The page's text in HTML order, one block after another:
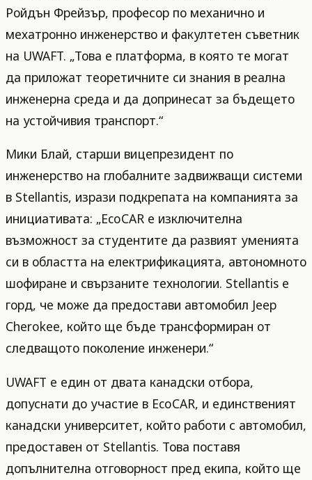
Ройдън Фрейзър, професор по механично и
мехатронно инженерство и факултетен съветник
на UWAFT. „Това е платформа, в която те могат
да приложат теоретичните си знания в реална
инженерна среда и да допринесат за бъдещето
на устойчивия транспорт.“
Мики Блай, старши вицепрезидент по
инженерство на глобалните задвижващи системи
в Stellantis, изрази подкрепата на компанията за
инициативата: „EcoCAR е изключителна
възможност за студентите да развият уменията
си в областта на електрификацията, автономното
шофиране и свързаните технологии. Stellantis е
горд, че може да предостави автомобил Jeep
Cherokee, който ще бъде трансформиран от
следващото поколение инженери.“
UWAFT е един от двата канадски отбора,
допуснати до участие в EcoCAR, и единственият
канадски университет, който работи с автомобил,
предоставен от Stellantis. Това поставя
допълнителна отговорност пред екипа, който ще